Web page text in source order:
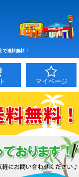
で送料無料！
マイページ